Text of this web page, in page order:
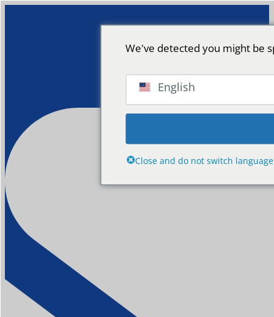
We've detected you might be
English
Close and do not switch language